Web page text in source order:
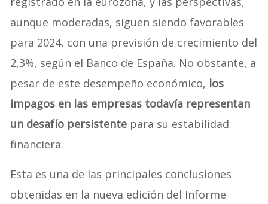
aunque moderadas, siguen siendo favorables
para 2024, con una previsión de crecimiento del
2,3%, según el Banco de España. No obstante, a
pesar de este desempeño económico, los
impagos en las empresas todavía representan
un desafío persistente para su estabilidad
financiera.
Esta es una de las principales conclusiones
obtenidas en la nueva edición del Informe